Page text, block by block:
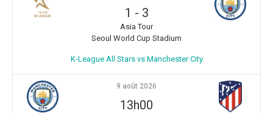
1 - 3
Asia Tour
Seoul World Cup Stadium
K-League All Stars vs Manchester City
9 août 2026
13h00